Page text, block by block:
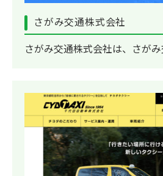
さがみ交通株式会社
さがみ交通株式会社は、さがみ